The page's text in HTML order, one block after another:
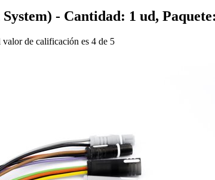
- Cantidad: 1 ud,
valor de calificación es 4 de 5